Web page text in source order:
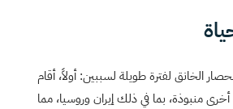
الخانق لفترة طويلة لسببين: أولاً، أقام
منبوذة، بما في ذلك إيران وروسيا، مما